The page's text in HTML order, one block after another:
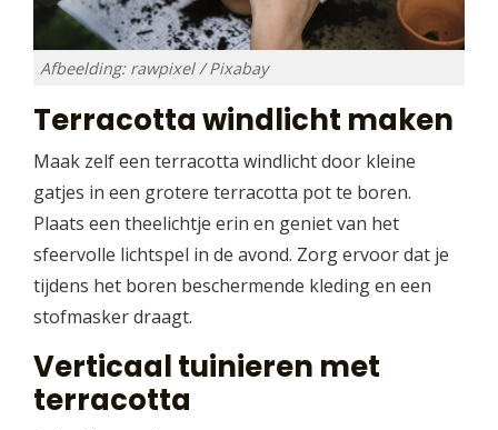
Afbeelding: rawpixel / Pixabay
Terracotta windlicht maken
Maak zelf een terracotta windlicht door kleine
gatjes in een grotere terracotta pot te boren.
Plaats een theelichtje erin en geniet van het
sfeervolle lichtspel in de avond. Zorg ervoor dat je
tijdens het boren beschermende kleding en een
stofmasker draagt.
Verticaal tuinieren met
terracotta